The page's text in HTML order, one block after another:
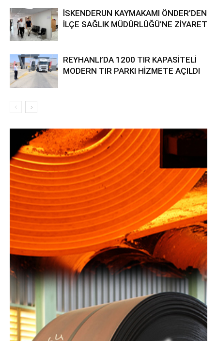
İSKENDERUN KAYMAKAMI ÖNDER’DEN
İLÇE SAĞLIK MÜDÜRLÜĞÜ’NE ZİYARET
REYHANLI’DA 1200 TIR KAPASİTELİ
MODERN TIR PARKI HİZMETE AÇILDI